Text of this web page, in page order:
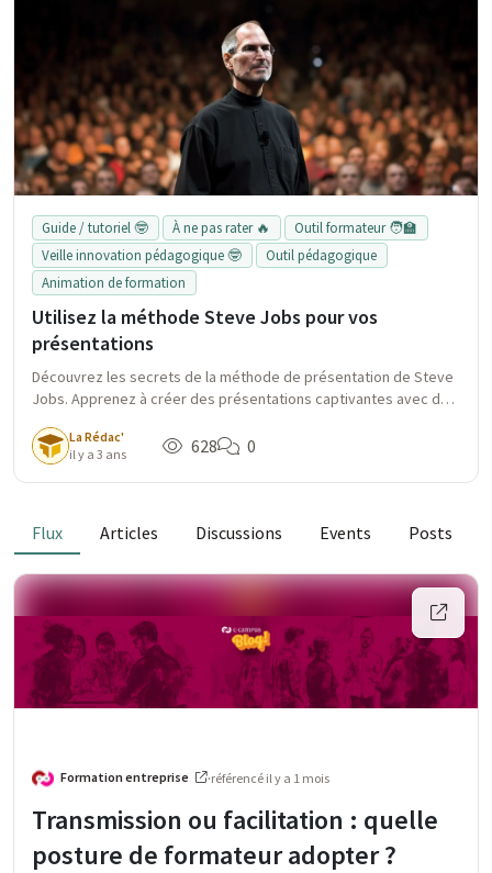
Guide / tutoriel 🤓 À ne pas rater 🔥
Outil formateur 🧑‍🏫
Veille innovation pédagogique 🤓
Outil pédagogique
Animation de formation
Utilisez la méthode Steve Jobs pour vos
présentations
Découvrez les secrets de la méthode de présentation de Steve
Jobs. Apprenez à créer des présentations captivantes avec des
et bien plus encore. Augmentez l'impact de vos présentations.
La Rédac'
il y a 3 ans
628 0
Flux Articles Discussions Events Posts
Formation entreprise ·référencé il y a 1 mois
Transmission ou facilitation : quelle
posture de formateur adopter ?